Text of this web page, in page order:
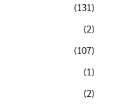
(131)
(2)
(107)
(1)
(2)